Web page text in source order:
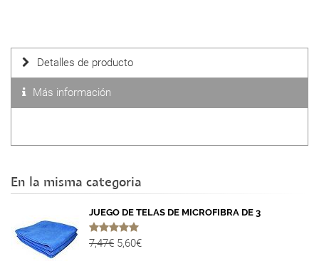
Detalles de producto
Más información
En la misma categoria
JUEGO DE TELAS DE MICROFIBRA DE 3
7,47€ 5,60€